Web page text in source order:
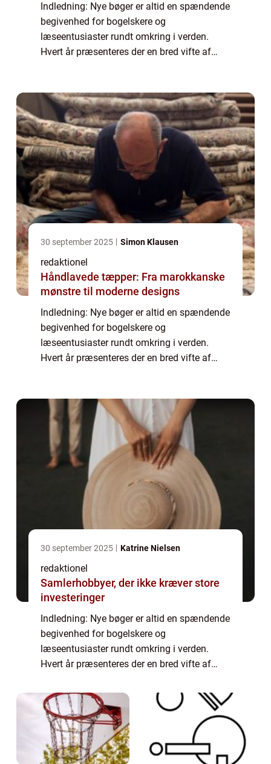
Indledning: Nye bøger er altid en spændende
begivenhed for bogelskere og
læseentusiaster rundt omkring i verden.
Hvert år præsenteres der en bred vifte af
læsere. I denne artikel vil vi ...
30 september 2025 Simon Klausen
redaktionel
Håndlavede tæpper: Fra marokkanske
mønstre til moderne designs
Indledning: Nye bøger er altid en spændende
begivenhed for bogelskere og
læseentusiaster rundt omkring i verden.
Hvert år præsenteres der en bred vifte af
læsere. I denne artikel vil vi ...
30 september 2025 Katrine Nielsen
redaktionel
Samlerhobbyer, der ikke kræver store
investeringer
Indledning: Nye bøger er altid en spændende
begivenhed for bogelskere og
læseentusiaster rundt omkring i verden.
Hvert år præsenteres der en bred vifte af
opmærksomhed fra både kritikere og
læsere. I denne artikel vil vi ...